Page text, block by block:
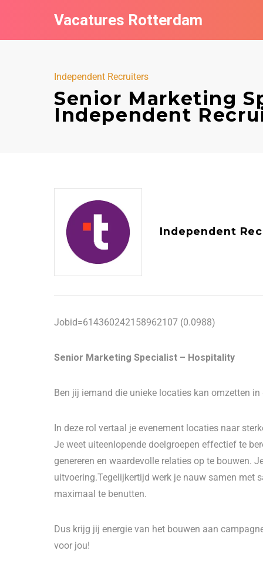
Vacatures Rotterdam
Independent Recruiters
Senior Marketing
Independent
Independent
Jobid=614360242158962107 (0.0988)
Senior Marketing Specialist – Hospitality
Ben jij iemand die unieke locaties kan omzetten
In deze rol vertaal je evenement locaties naar
Je weet uiteenlopende doelgroepen effectief te
genereren en waardevolle relaties op te bouwen.
uitvoering.Tegelijkertijd werk je nauw samen met
maximaal te benutten.
Dus krijg jij energie van het bouwen aan
voor jou!